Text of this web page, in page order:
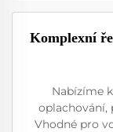
Komplexní
Nabízíme
oplachování,
Vhodné pro